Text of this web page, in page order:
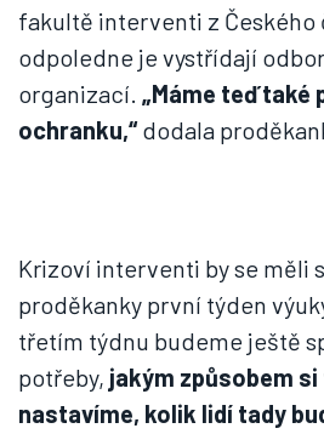
fakultě interventi z Českého
odpoledne je vystřídají
organizací. „Máme teď také
ochranku,“dodala
Krizoví interventi by se měli
proděkanky první týden
třetím týdnu budeme ještě
potřeby, jakým způsobem
nastavíme, kolik lidí tady